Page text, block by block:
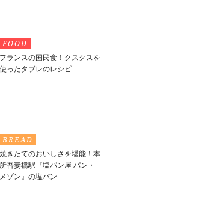
FOOD
フランスの国民食！クスクスを
使ったタブレのレシピ
BREAD
焼きたてのおいしさを堪能！本
所吾妻橋駅『塩パン屋 パン・
メゾン』の塩パン